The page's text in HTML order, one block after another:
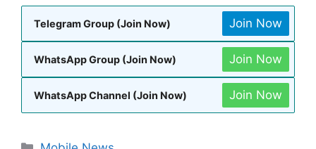
Telegram Group (Join Now) Join Now
WhatsApp Group (Join Now) Join Now
WhatsApp Channel (Join Now) Join Now
Categories